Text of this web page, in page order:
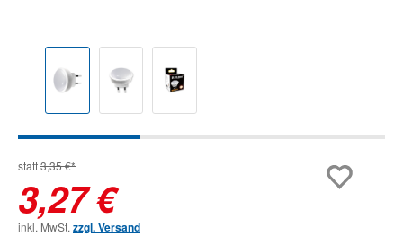
statt3,35 €*
3,27 €
inkl. MwSt. zzgl. Versand